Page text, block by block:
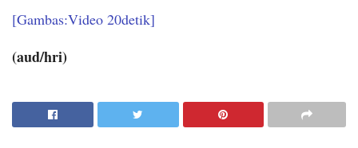
[Gambas:Video 20detik]
(aud/hri)